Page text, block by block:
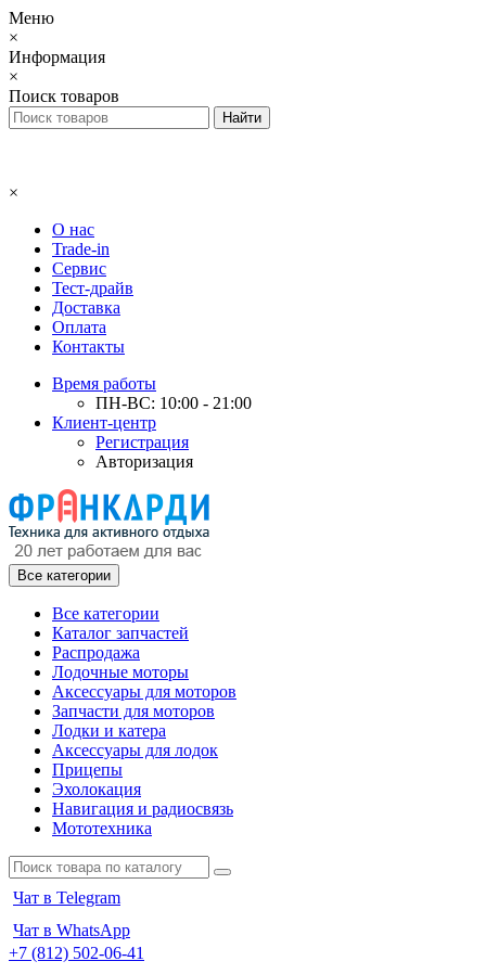
Меню
×
Информация
×
Поиск товаров
×
О нас
Trade-in
Сервис
Тест-драйв
Доставка
Оплата
Контакты
Время работы
ПН-ВС: 10:00 - 21:00
Клиент-центр
Регистрация
Авторизация
Все категории
Все категории
Каталог запчастей
Распродажа
Лодочные моторы
Аксессуары для моторов
Запчасти для моторов
Лодки и катера
Аксессуары для лодок
Прицепы
Эхолокация
Навигация и радиосвязь
Мототехника
Чат в Telegram
Чат в WhatsApp
+7 (812) 502-06-41